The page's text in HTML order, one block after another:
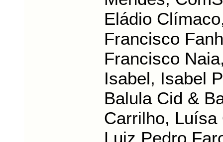
Eládio
Francisco
Francisco
Isabel, Isabel
Balula Cid &
Carrilho, Luísa
Luiz Pedro